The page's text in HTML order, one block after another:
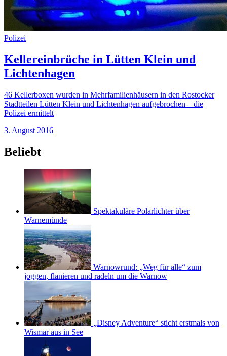
Polizei
Kellereinbrüche in Lütten Klein und
Lichtenhagen
46 Kellerboxen wurden in Mehrfamilienhäusern in den Rostocker
Stadtteilen Lütten Klein und Lichtenhagen aufgebrochen – die
Polizei ermittelt
3. August 2016
Beliebt
Spektakuläre Polarlichter über
Warnemünde
Warnowrund: „Weg für alle“ zum
joggen, flanieren und radeln um die Warnow
„Disney Adventure“ sticht erstmals von
Wismar aus in See